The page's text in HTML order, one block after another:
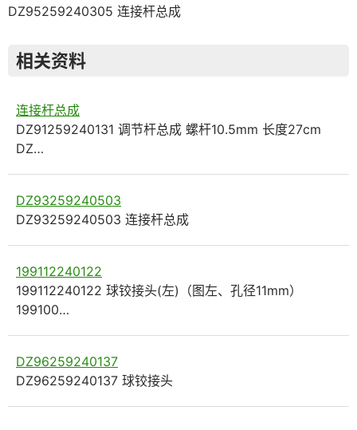
DZ95259240305 连接杆总成
相关资料
连接杆总成
DZ91259240131 调节杆总成 螺杆10.5mm 长度27cm
DZ…
DZ93259240503
DZ93259240503 连接杆总成
199112240122
199112240122 球铰接头(左)（图左、孔径11mm）
199100…
DZ96259240137
DZ96259240137 球铰接头